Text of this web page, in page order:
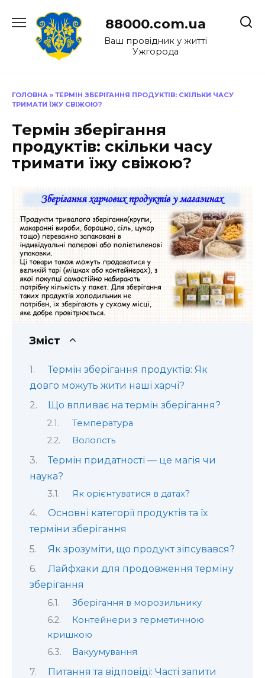
до
88000.com.ua
Ваш провідник у житті
Ужгорода
ГОЛОВНА » ТЕРМІН ЗБЕРІГАННЯ ПРОДУКТІВ: СКІЛЬКИ ЧАСУ
ТРИМАТИ ЇЖУ СВІЖОЮ?
Термін зберігання
продуктів: скільки часу
тримати їжу свіжою?
Зміст
Термін зберігання продуктів: Як
довго можуть жити наші харчі?
Що впливає на термін зберігання?
Температура
Вологість
Термін придатності — це магія чи
наука?
Як орієнтуватися в датах?
Основні категорії продуктів та їх
терміни зберігання
Як зрозуміти, що продукт зіпсувався?
Лайфхаки для продовження терміну
зберігання
Зберігання в морозильнику
Контейнери з герметичною
кришкою
Вакуумування
Питання та відповіді: Часті запити